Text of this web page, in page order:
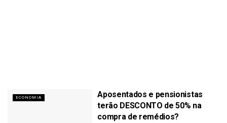
ECONOMIA
Aposentados e pensionistas
terão DESCONTO de 50% na
compra de remédios?